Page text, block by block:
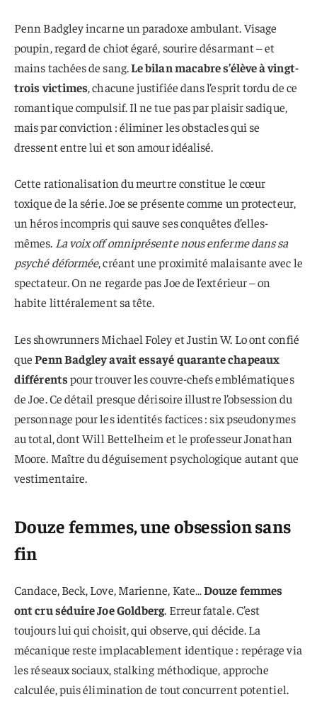
Penn Badgley incarne un paradoxe ambulant. Visage
poupin, regard de chiot égaré, sourire désarmant – et
mains tachées de sang.Le bilan macabre s’élève à vingt-
trois victimes, chacune justifiée dans l’esprit tordu de ce
romantique compulsif. Il ne tue pas par plaisir sadique,
mais par conviction : éliminer les obstacles qui se
dressent entre lui et son amour idéalisé.
Cette rationalisation du meurtre constitue le cœur
toxique de la série. Joe se présente comme un protecteur,
un héros incompris qui sauve ses conquêtes d’elles-
mêmes. La voix off omniprésente nous enferme dans sa
psyché déformée, créant une proximité malaisante avec le
spectateur. On ne regarde pas Joe de l’extérieur – on
habite littéralement sa tête.
Les showrunners Michael Foley et Justin W. Lo ont confié
quePenn Badgley avait essayé quarante chapeaux
différentspour trouver les couvre-chefs emblématiques
de Joe. Ce détail presque dérisoire illustre l’obsession du
personnage pour les identités factices : six pseudonymes
au total, dont Will Bettelheim et le professeur Jonathan
Moore. Maître du déguisement psychologique autant que
vestimentaire.
Douze femmes, une obsession sans
fin
Candace, Beck, Love, Marienne, Kate…Douze femmes
ont cru séduire Joe Goldberg. Erreur fatale. C’est
toujours lui qui choisit, qui observe, qui décide. La
mécanique reste implacablement identique : repérage via
les réseaux sociaux, stalking méthodique, approche
calculée, puis élimination de tout concurrent potentiel.